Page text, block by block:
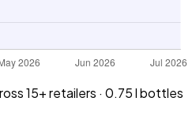
15+ retailers · 0.75 l bottles